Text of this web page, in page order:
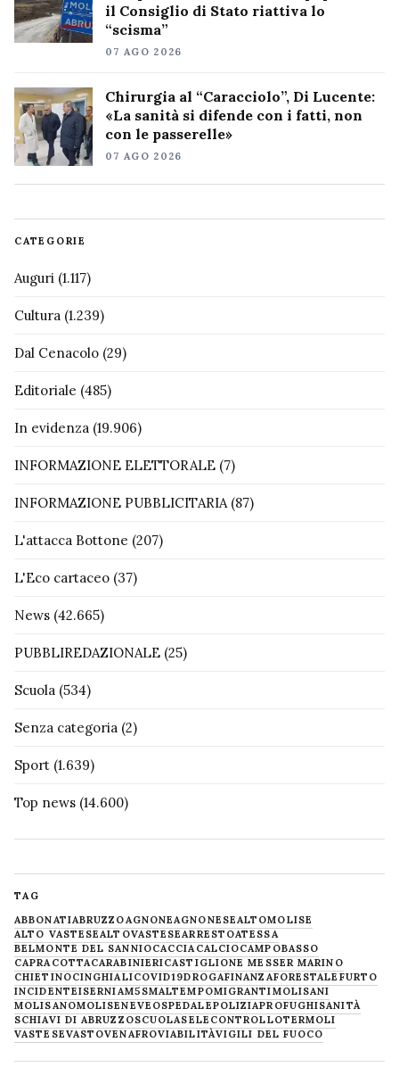
il Consiglio di Stato riattiva lo
“scisma”
07 AGO 2026
Chirurgia al “Caracciolo”, Di Lucente:
«La sanità si difende con i fatti, non
con le passerelle»
07 AGO 2026
CATEGORIE
Auguri (1.117)
Cultura (1.239)
Dal Cenacolo (29)
Editoriale (485)
In evidenza (19.906)
INFORMAZIONE ELETTORALE (7)
INFORMAZIONE PUBBLICITARIA (87)
L'attacca Bottone (207)
L'Eco cartaceo (37)
News (42.665)
PUBBLIREDAZIONALE (25)
Scuola (534)
Senza categoria (2)
Sport (1.639)
Top news (14.600)
TAG
ABBONATIABRUZZOAGNONEAGNONESEALTOMOLISE
ALTO VASTESEALTOVASTESEARRESTOATESSA
BELMONTE DEL SANNIOCACCIA CALCIOCAMPOBASSO
CAPRACOTTACARABINIERICASTIGLIONE MESSER MARINO
CHIETINOCINGHIALICOVID19DROGAFINANZAFORESTALE FURTO
INCIDENTEISERNIAM5SMALTEMPOMIGRANTIMOLISANI
MOLISANOMOLISENEVE OSPEDALEPOLIZIAPROFUGHISANITÀ
SCHIAVI DI ABRUZZOSCUOLASELECONTROLLOTERMOLI
VASTESEVASTOVENAFROVIABILITÀVIGILI DEL FUOCO